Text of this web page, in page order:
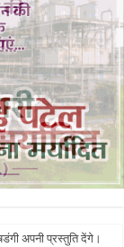
अपनी प्रस्तुति देंगे।